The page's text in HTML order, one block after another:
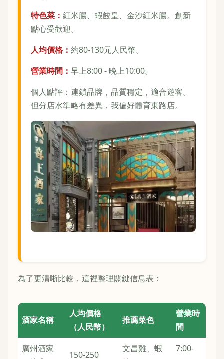
特色菜： 紅米腸、蝦餃皇、金沙紅米腸。創新
點心受歡迎。
人均價格： 約80-130元人民幣。
營業時間： 早上8:00 - 晚上10:00。
個人點評：連鎖品牌，品質穩定，適合遊客。
但分店水準略有差異，我偏好體育東路店。
為了更清晰比較，這裡整理關鍵信息表：
酒家名稱
人均價格
（人民幣）
推薦菜色
營業時
間
廣州酒家
150-250
文昌雞、蝦
7:00-